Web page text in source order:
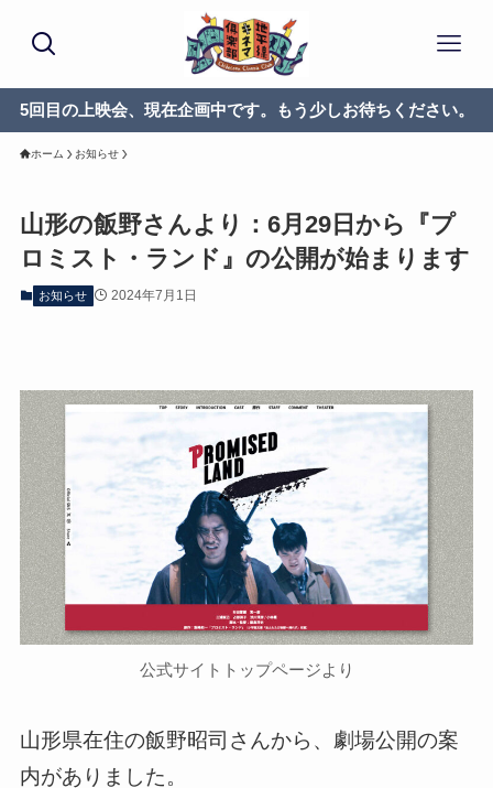
5回目の上映会、現在企画中です。もう少しお待ちください。
ホーム お知らせ
山形の飯野さんより：6月29日から『プ
ロミスト・ランド』の公開が始まります
お知らせ 2024年7月1日
公式サイトトップページより
山形県在住の飯野昭司さんから、劇場公開の案
内がありました。